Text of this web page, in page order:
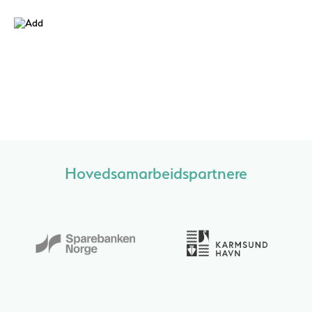
Hovedsamarbeidspartnere